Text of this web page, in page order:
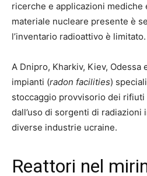
ricerche e applicazioni mediche
materiale nucleare presente è
l’inventario radioattivo è limitato.
A Dnipro, Kharkiv, Kiev,
impianti (radon facilities)
stoccaggio provvisorio dei
dall’uso di sorgenti di radiazioni
diverse industrie ucraine.
Reattori nel